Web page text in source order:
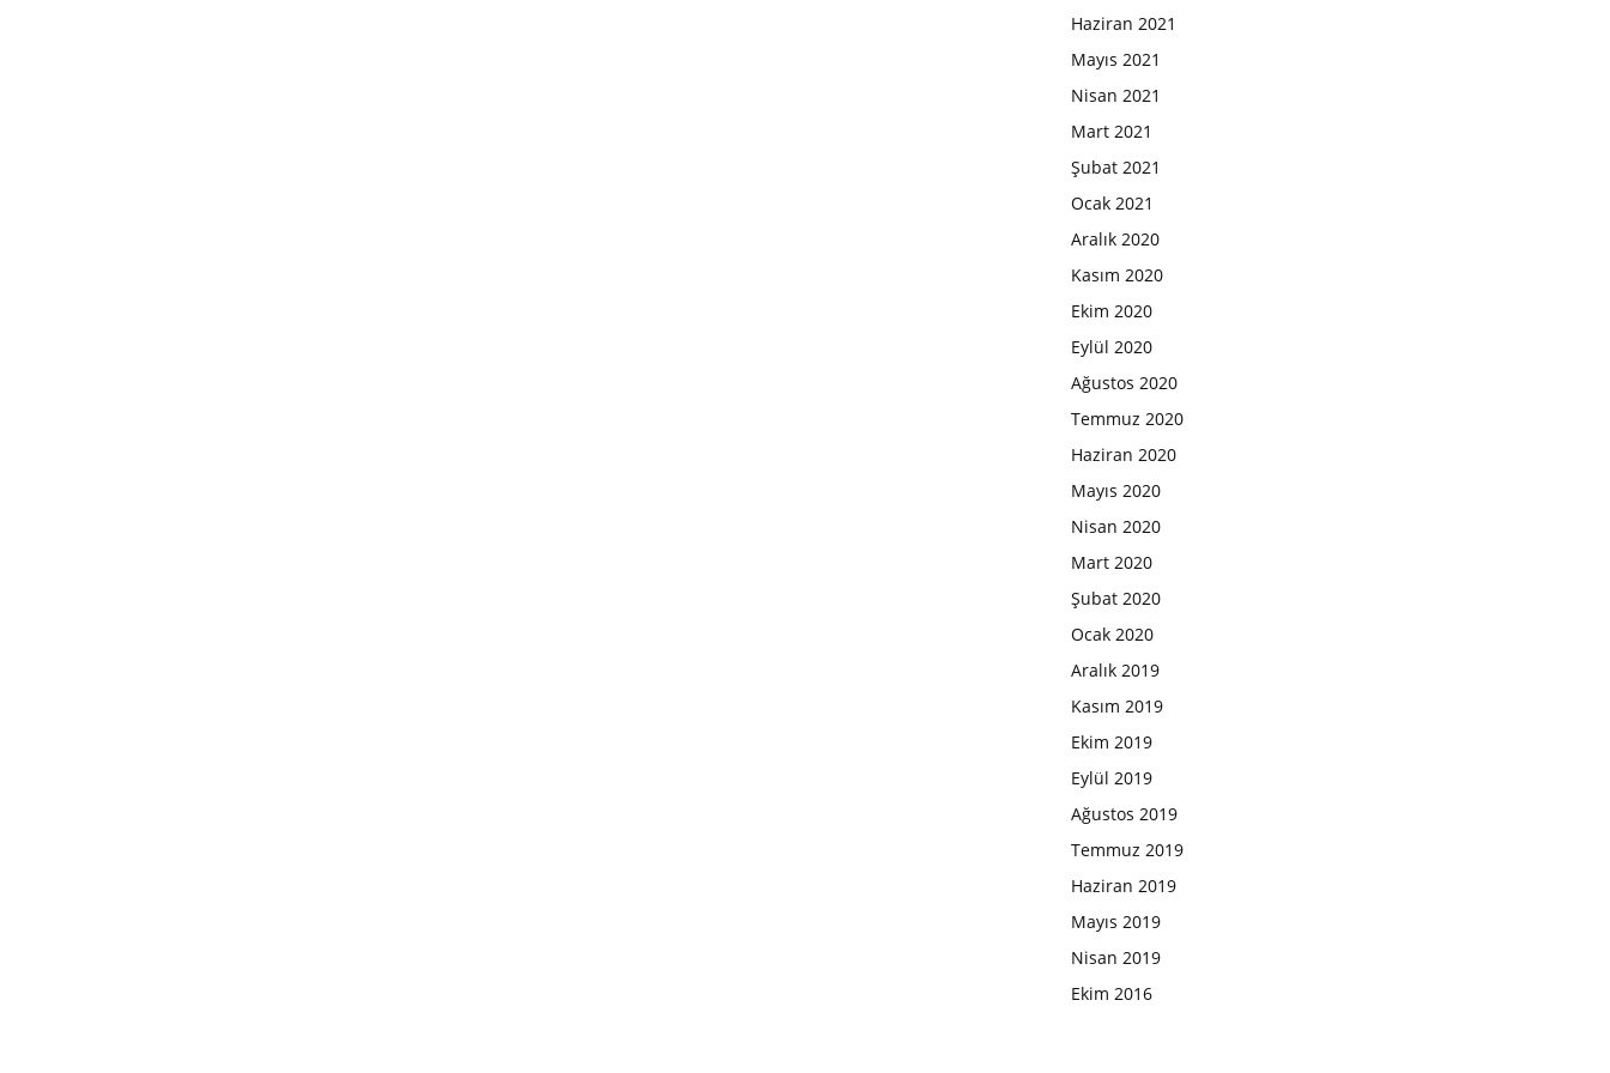
Haziran 2021
Mayıs 2021
Nisan 2021
Mart 2021
Şubat 2021
Ocak 2021
Aralık 2020
Kasım 2020
Ekim 2020
Eylül 2020
Ağustos 2020
Temmuz 2020
Haziran 2020
Mayıs 2020
Nisan 2020
Mart 2020
Şubat 2020
Ocak 2020
Aralık 2019
Kasım 2019
Ekim 2019
Eylül 2019
Ağustos 2019
Temmuz 2019
Haziran 2019
Mayıs 2019
Nisan 2019
Ekim 2016